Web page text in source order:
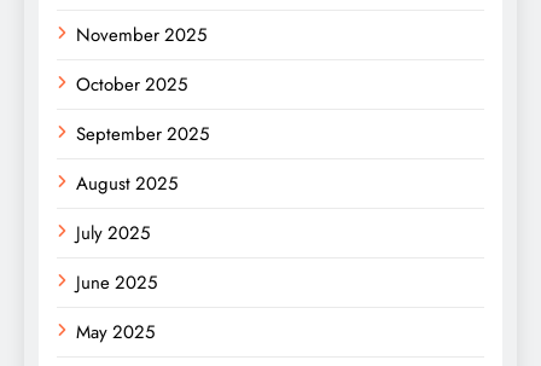
November 2025
October 2025
September 2025
August 2025
July 2025
June 2025
May 2025